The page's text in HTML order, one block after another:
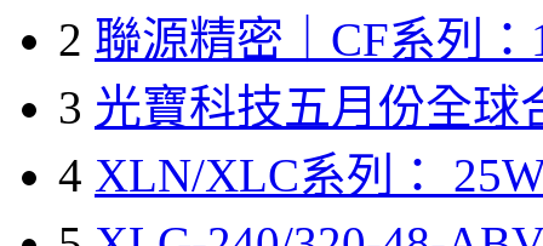
2 聯源精密｜CF系列：
3 光寶科技五月份全球
4 XLN/XLC系列：